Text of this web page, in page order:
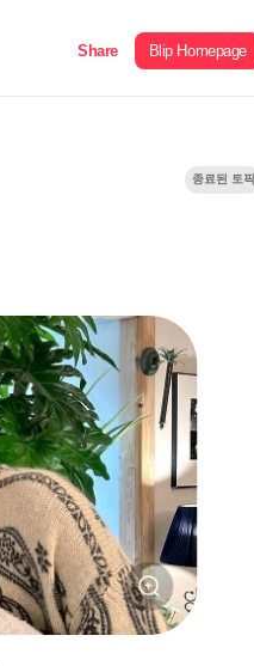
Share Blip Homepage
종료된 토픽